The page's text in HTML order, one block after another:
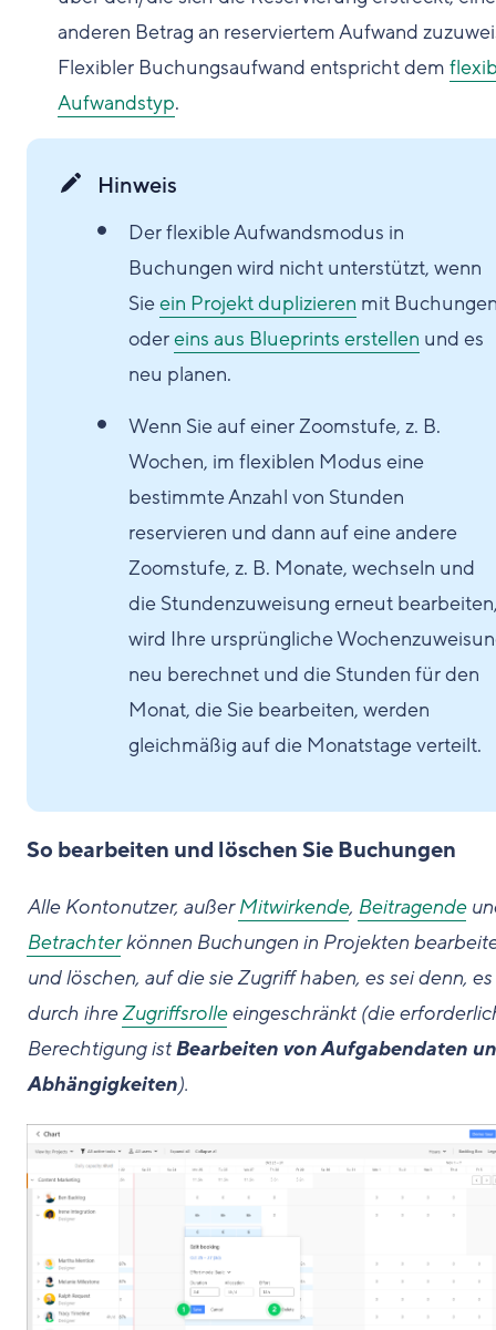
anderen Betrag an reserviertem Aufwand
Flexibler Buchungsaufwand entspricht dem
Aufwandstyp.
Hinweis
Der flexible Aufwandsmodus in
Buchungen wird nicht unterstützt, wenn
Sieein Projekt duplizieren mit
odereins aus Blueprints erstellen und es
neu planen.
Wenn Sie auf einer Zoomstufe, z. B.
Wochen, im flexiblen Modus eine
bestimmte Anzahl von Stunden
reservieren und dann auf eine andere
Zoomstufe, z. B. Monate, wechseln und
die Stundenzuweisung erneut
wird Ihre ursprüngliche
neu berechnet und die Stunden für den
Monat, die Sie bearbeiten, werden
gleichmäßig auf die Monatstage verteilt.
So bearbeiten und löschen Sie Buchungen
Alle Kontonutzer, außerMitwirkende, Beitragende
Betrachterkönnen Buchungen in Projekten
und löschen, auf die sie Zugriff haben, es sei denn,
durch ihreZugriffsrolleeingeschränkt (die
Berechtigung istBearbeiten von Aufgabendaten
Abhängigkeiten).